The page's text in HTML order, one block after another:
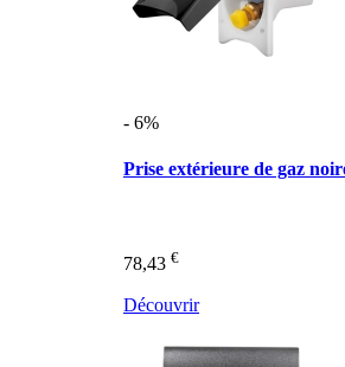
- 6%
Prise extérieure de gaz
78,43 €
Découvrir